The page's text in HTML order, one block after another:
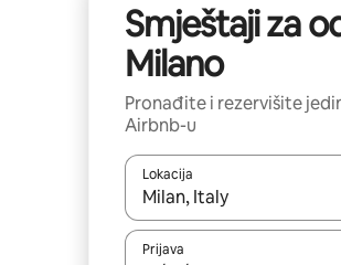
Smještaji za
Milano
Pronađite i rezervišite
Airbnb-u
Lokacija
Kad su rezultati dostupni,
Prijava